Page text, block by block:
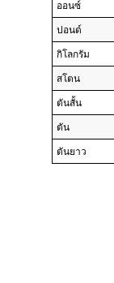
ออนซ์
ปอนด์
กิโลกรัม
สโตน
ตันสั้น
ตัน
ตันยาว